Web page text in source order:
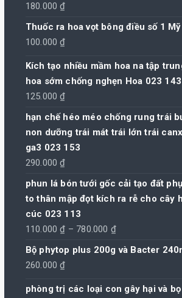
180.000₫
Thuốc ra hoa vọt bông điều số 1
100.000₫
Kích tạo nhiều mầm hoa na tập
hoa sớm chống nghẹn Hoa 023 143
125.000₫
hạn chế héo méo chống rung trái
non dưỡng trái mát trái lớn trái
ga3 023 153
290.000₫
phun lá bón tưới gốc cải tạo đất
to thân mập đọt kích ra rễ cho cây
cúc 023 113
110.000₫ – 780.000 ₫Khoảng
giá:
đến
Bộ phytop plus 200g và Bacter
260.000₫
phòng trị các loại con gây hại và